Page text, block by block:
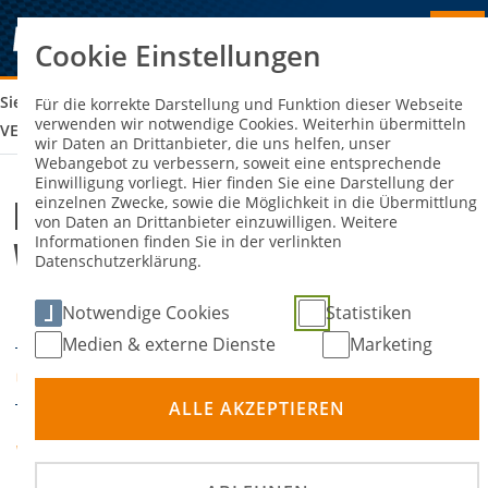
Sie sind hier: LEHRGANG MIT PRÜFUNG -
VERANSTALTUNGSSEKRETÄR
Lehrgang mit Prüfung -
Veranstaltungssekretär
DATUM 11. April 2026
ORT Seelow
VERANSTALTER
Brandenburg e.V.
Cookie Einstellungen
Für die korrekte Darstellung und Funktion dieser Webseite
verwenden wir notwendige Cookies. Weiterhin übermitteln
wir Daten an Drittanbieter, die uns helfen, unser
Webangebot zu verbessern, soweit eine entsprechende
Einwilligung vorliegt. Hier finden Sie eine Darstellung der
einzelnen Zwecke, sowie die Möglichkeit in die Übermittlung
von Daten an Drittanbieter einzuwilligen. Weitere
Informationen finden Sie in der verlinkten
Datenschutzerklärung.
Notwendige Cookies
Statistiken
Medien & externe Dienste
Marketing
ALLE AKZEPTIEREN